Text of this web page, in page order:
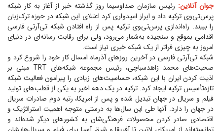
جوان آنلاین: رئیس سازمان صداوسیما روز گذشته خبر از آغاز به کار شبکه
پرس‌تی‌وی ترکیه داد و ابراز امیدواری کرد اعتلای این شبکه در حوزه ترک‌زبان
را ببیند. راه‌اندازی پرس‌تی‌وی ترکیه پس از راه افتادن شبکه تی‌آر‌تی فارسی
اقدامی بموقع و سنجیده به‌شمار می‌رود، ولی برای رقابت رسانه‌ای در دنیای
امروز به چیزی فراتر از یک شبکه خبری نیاز است.
شبکه تی‌آر‌تی فارسی در آخرین روز‌های آذر‌ماه امسال کار خود را شروع کرد و
صحبت‌های محمد زاهد‌سباچی، رئیس مجموعه شبکه‌های TRT مبنی بر
اذیت کردن ایران با این شبکه، حساسیت‌های زیادی را پیرامون فعالیت شبکه
تازه‌تأسیس ترکیه ایجاد کرد. ترکیه در یک دهه اخیر به یکی از قطب‌های تولید
فیلم و سریال در جهان تبدیل شده و پس از امریکا، رتبه دوم صادرات سریال
در جهان را دارد. آنها طی این سال‌ها به درستی متوجه اهمیت استراتژیک و
اقتصادی صادر کردن محصولات فرهنگی‌شان به کشور‌های دیگر شده‌اند و